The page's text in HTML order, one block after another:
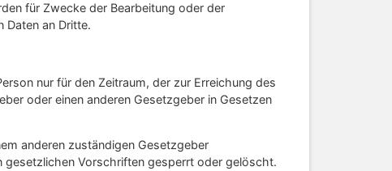
für Zwecke der Bearbeitung oder der
Daten an Dritte.
nur für den Zeitraum, der zur Erreichung des
oder einen anderen Gesetzgeber in Gesetzen
anderen zuständigen Gesetzgeber
Vorschriften gesperrt oder gelöscht.